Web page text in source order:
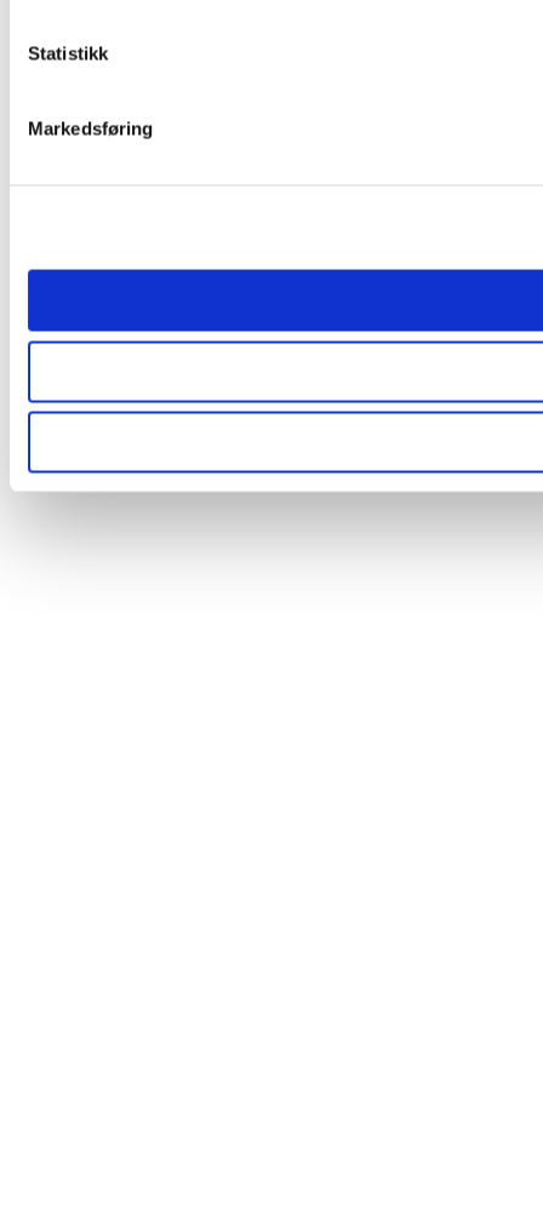
Statistikk
Markedsføring